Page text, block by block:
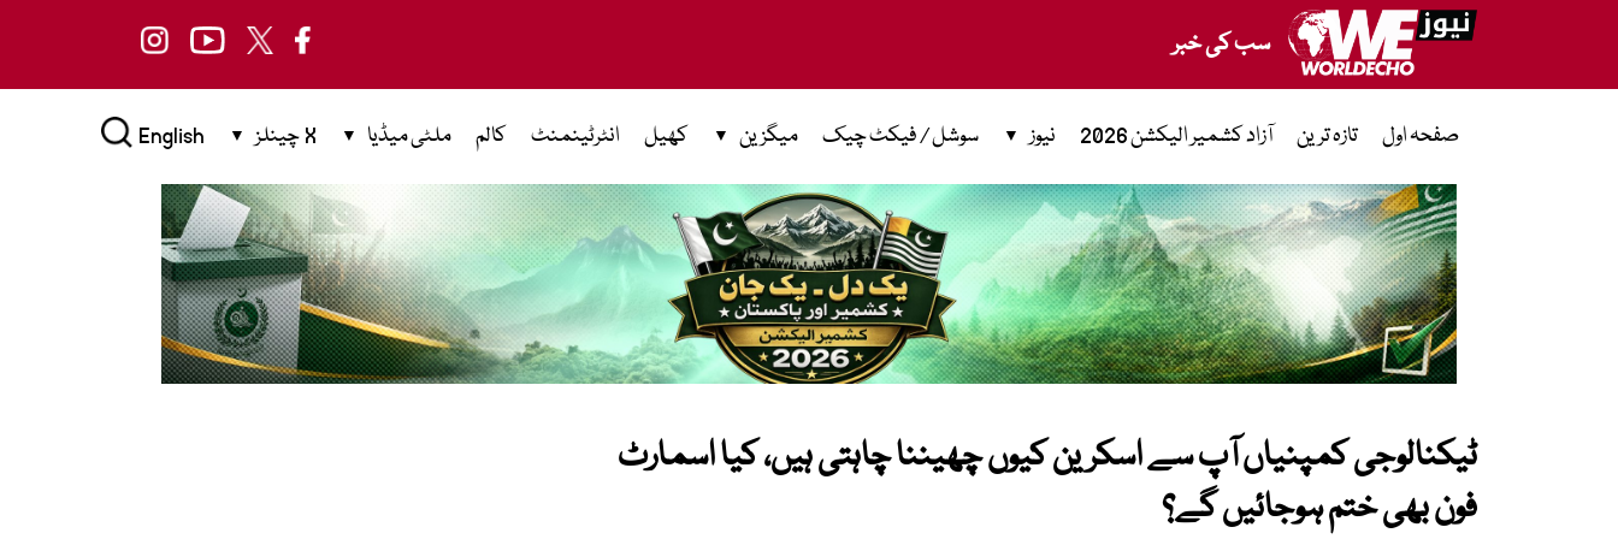
سب کی خبر
صفحہ اول تازہ ترین آزاد کشمیر الیکشن 2026 نیوز سوشل / فیکٹ چیک میگزین کھیل انٹرٹینمنٹ کالم ملٹی میڈیا X چینلز English
ٹیکنالوجی کمپنیاں آپ سے اسکرین کیوں چھیننا چاہتی ہیں، کیا اسمارٹ
فون بھی ختم ہوجائیں گے؟